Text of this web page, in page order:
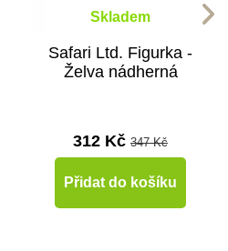
Skladem
Safari Ltd. Figurka -
Želva nádherná
312 Kč 347 Kč
Přidat do košíku